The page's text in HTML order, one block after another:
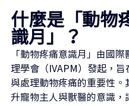
什麼是「動物
識月」？
「動物疼痛意識月」由國際
理學會（IVAPM）發起，旨
與處理動物疼痛的重要性。
升寵物主人與獸醫的意識，